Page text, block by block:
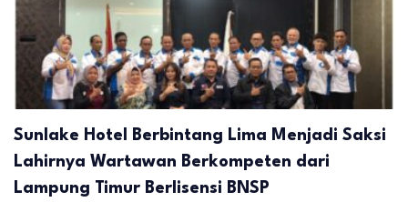
Sunlake Hotel Berbintang Lima Menjadi Saksi
Lahirnya Wartawan Berkompeten dari
Lampung Timur Berlisensi BNSP